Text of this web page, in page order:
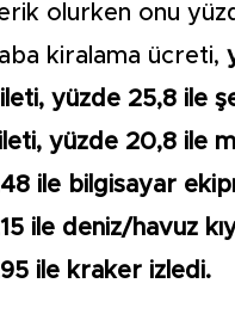
olurken onu
kiralama ücreti,
yüzde 25,8 ile
yüzde 20,8 ile
ile bilgisayar
ile deniz/havuz
ile kraker izledi.